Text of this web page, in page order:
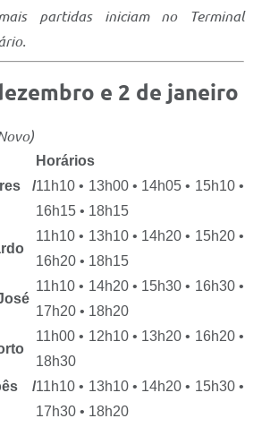
partidas iniciam no Terminal
e 2 de janeiro
Horários
/11h10 • 13h00 • 14h05 • 15h10 •
16h15 • 18h15
11h10 • 13h10 • 14h20 • 15h20 •
16h20 • 18h15
11h10 • 14h20 • 15h30 • 16h30 •
17h20 • 18h20
11h00 • 12h10 • 13h20 • 16h20 •
18h30
/11h10 • 13h10 • 14h20 • 15h30 •
17h30 • 18h20